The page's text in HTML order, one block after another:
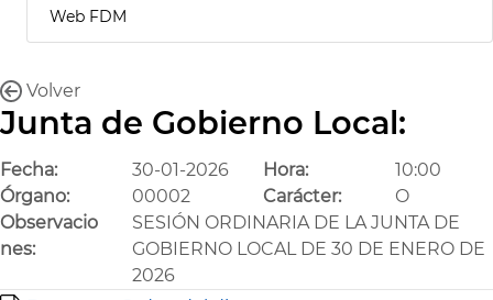
Web FDM
Volver
Junta de Gobierno Local:
Fecha: 30-01-2026 Hora:
10:00
Órgano:
00002 Carácter:
O
Observacio
nes:
SESIÓN ORDINARIA DE LA JUNTA DE
GOBIERNO LOCAL DE 30 DE ENERO DE
2026